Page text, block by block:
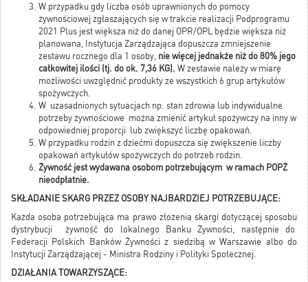
W przypadku gdy liczba osób uprawnionych do pomocy
żywnościowej zgłaszających się w trakcie realizacji Podprogramu
2021 Plus jest większa niż do danej OPR/OPL będzie większa niż
planowana, Instytucja Zarządzająca dopuszcza zmniejszenie
zestawu rocznego dla 1 osoby, nie więcej jednakże niż do 80% jego
całkowitej ilości (tj. do ok. 7,36 KG). W zestawie należy w miarę
możliwości uwzględnić produkty ze wszystkich 6 grup artykułów
spożywczych.
W uzasadnionych sytuacjach np. stan zdrowia lub indywidualne
potrzeby żywnościowe można zmienić artykuł spożywczy na inny w
odpowiedniej proporcji lub zwiększyć liczbę opakowań.
W przypadku rodzin z dziećmi dopuszcza się zwiększenie liczby
opakowań artykułów spożywczych do potrzeb rodzin.
Żywność jest wydawana osobom potrzebującym w ramach POPŻ
nieodpłatnie.
SKŁADANIE SKARG PRZEZ OSOBY NAJBARDZIEJ POTRZEBUJĄCE:
Każda osoba potrzebująca ma prawo złożenia skargi dotyczącej sposobu
dystrybucji żywność do lokalnego Banku Żywności, następnie do
Federacji Polskich Banków Żywności z siedzibą w Warszawie albo do
Instytucji Zarządzającej - Ministra Rodziny i Polityki Społecznej.
DZIAŁANIA TOWARZYSZĄCE: